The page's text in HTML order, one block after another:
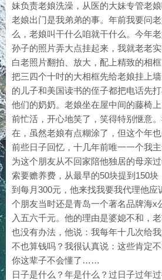
妹负责老娘洗澡，从医的大妹专管老
老娘出门是我弟弟的事。年前我要问
么，老娘叫干什么咱就干什么。今年
孙子的照片弄大点挂起来，我就老老
白老照片翻拍、放大，配上精致的相
把三四个十吋的大相框先给老娘挂上
的儿子和美国读书的侄子都把电话先
他们的奶奶。老娘坐在屋中间的藤椅
前忙活，开心地笑了，笑得特别惬意
在，虽然老娘有点糊涂了，但这个年也
前些日子回忆，十几年前唯一一个我
为这个朋友从不回家陪他独居的母亲
索要赡养费，从最早的50块提到150
到每月300元，他来找我要我代理他应
个朋友当时还是青岛一个著名品牌海x
入五六千元。他的理由是婆媳不和，
也没有办法，他说：我每年十几次给
不也算钱吗？我很认真说：这些肯定
你这辈子不会懂了……
日子是什么？年是什么？过日子过年